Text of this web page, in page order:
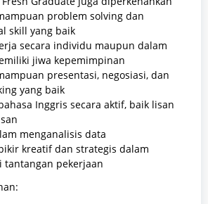
problem solving dan
skill yang baik
secara individu maupun dalam
jiwa kepemimpinan
presentasi, negosiasi, dan
yang baik
Inggris secara aktif, baik lisan
menganalisis data
kreatif dan strategis dalam
tantangan pekerjaan